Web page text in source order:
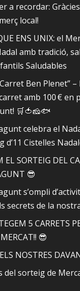
a recordar:
local!
ENS UNIX: el
amb tradició,
Saludables
Ben Plenet”
amb 100 € en
🛒🍅🧀🐟
celebra el
d’11 Cistelles
EL SORTEIG DEL
😎
s’ompli
secrets de la
5 CARRETS
😎
NOSTRES
del sorteig de